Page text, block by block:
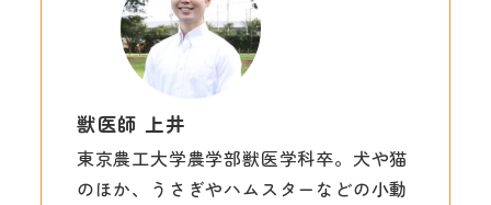
獣医師 上井
東京農工大学農学部獣医学科卒。犬や猫
のほか、うさぎやハムスターなどの小動